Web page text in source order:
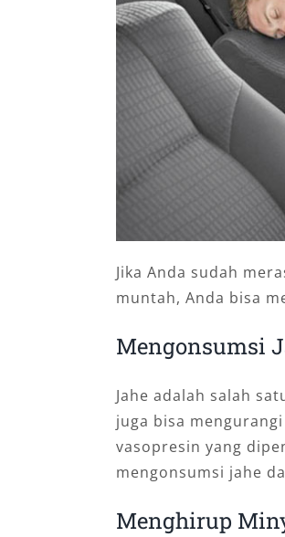
Jika Anda sudah
muntah, Anda bisa
Mengonsumsi
Jahe adalah salah
juga bisa
vasopresin yang
mengonsumsi jahe
Menghirup